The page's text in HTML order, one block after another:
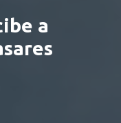
a